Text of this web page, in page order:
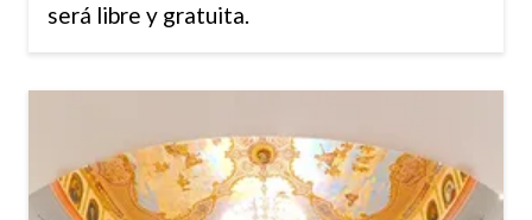
será libre y gratuita.